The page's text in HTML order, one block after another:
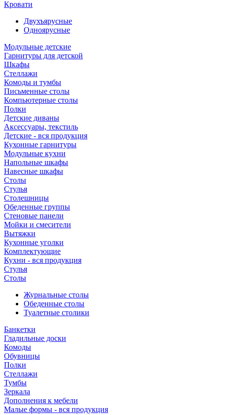
Кровати
Двухъярусные
Одноярусные
Модульные детские
Гарнитуры для детской
Шкафы
Стеллажи
Комоды и тумбы
Письменные столы
Компьютерные столы
Полки
Детские диваны
Аксессуары, текстиль
Детские - вся продукция
Кухонные гарнитуры
Модульные кухни
Напольные шкафы
Навесные шкафы
Столы
Стулья
Столешницы
Обеденные группы
Стеновые панели
Мойки и смесители
Вытяжки
Кухонные уголки
Комплектующие
Кухни - вся продукция
Стулья
Столы
Журнальные столы
Обеденные столы
Туалетные столики
Банкетки
Гладильные доски
Комоды
Обувницы
Полки
Стеллажи
Тумбы
Зеркала
Дополнения к мебели
Малые формы - вся продукция